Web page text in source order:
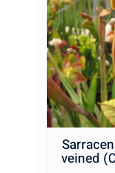
veined